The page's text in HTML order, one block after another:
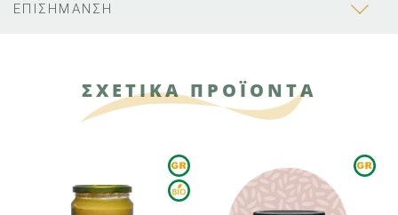
ΕΠΙΣΗΜΑΝΣΗ
ΣΧΕΤΙΚΑ ΠΡΟΪΟΝΤΑ